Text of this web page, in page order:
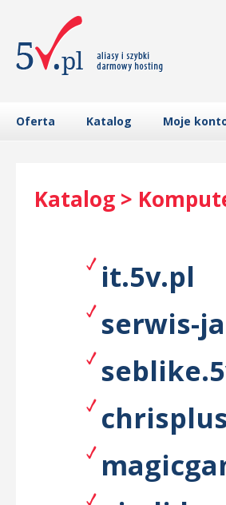
Oferta Katalog Moje
Katalog >
it.5v.pl
serwis-